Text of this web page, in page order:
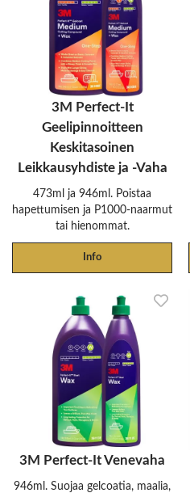
3M Perfect-It
Geelipinnoitteen
Keskitasoinen
Leikkausyhdiste ja -Vaha
473ml ja 946ml. Poistaa
hapettumisen ja P1000-naarmut
tai hienommat.
Info
3M Perfect-It Venevaha
946ml. Suojaa gelcoatia, maalia,